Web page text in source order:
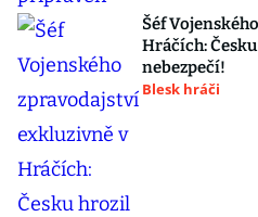
Šéf
Hráčích:
nebezpečí!
Blesk hráči